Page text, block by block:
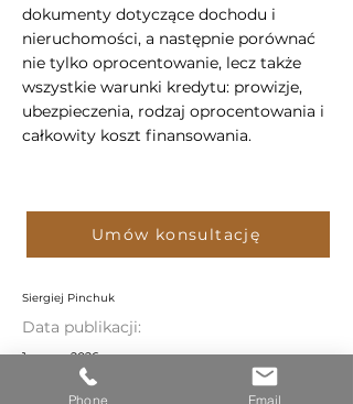
dokumenty dotyczące dochodu i
nieruchomości, a następnie porównać
nie tylko oprocentowanie, lecz także
wszystkie warunki kredytu: prowizje,
ubezpieczenia, rodzaj oprocentowania i
całkowity koszt finansowania.
Umów konsultację
Siergiej Pinchuk
Data publikacji:
1 marca 2026
Data aktualizacji:
Phone Email